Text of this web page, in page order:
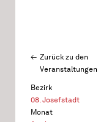
Zurück zu den
Veranstaltungen
Bezirk
08. Josefstadt
Monat